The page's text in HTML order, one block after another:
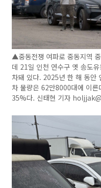
▲중동전쟁 여파로 중동지역
데 21일 인천 연수구 옛 송도
차돼 있다. 2025년 한 해 동안
차 물량은 62만8000대에 이
35%다. 신태현 기자 holjjak@